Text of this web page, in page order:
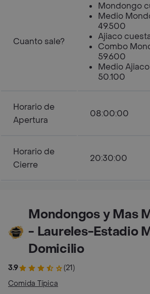
Cuanto sale?
Mondongo
Medio
49.500
Ajiaco
Combo
59.600
Medio
50.100
Horario de
Apertura
08:00:00
Horario de
Cierre
20:30:00
Mondongos y Mas
- Laureles-Estadio
Domicilio
3.9
(21)
Comida Típica